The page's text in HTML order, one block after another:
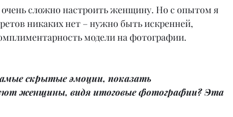
сложно настроить женщину. Но с опытом я
никаких нет – нужно быть искренней,
модели на фотографии.
скрытые эмоции, показать
женщины, видя итоговые фотографии? Эта